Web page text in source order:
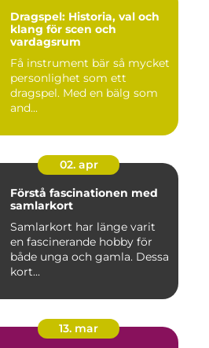
Dragspel: Historia, val och
klang för scen och
vardagsrum
Få instrument bär så mycket
personlighet som ett
dragspel. Med en bälg som
and...
02. apr
Förstå fascinationen med
samlarkort
Samlarkort har länge varit
en fascinerande hobby för
både unga och gamla. Dessa
kort...
13. mar